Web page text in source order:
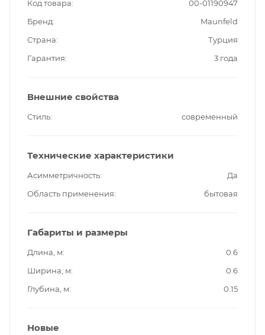
Код товара
00-01190947
Бренд
Maunfeld
Страна
Турция
Гарантия
3 года
Внешние свойства
Стиль современный
Технические характеристики
Асимметричность
Да
Область применения
бытовая
Габариты и размеры
Длина, м
0.6
Ширина, м
0.6
Глубина, м
0.15
Новые